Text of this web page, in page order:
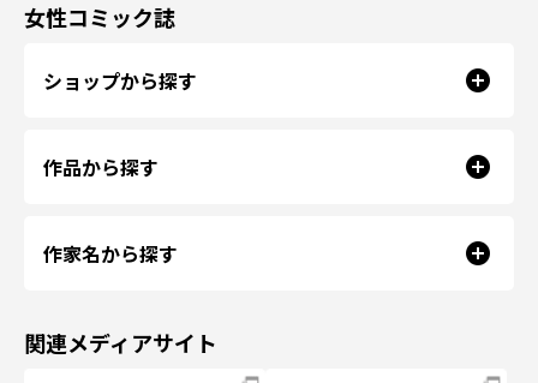
女性コミック誌
ショップから探す
作品から探す
作家名から探す
関連メディアサイト